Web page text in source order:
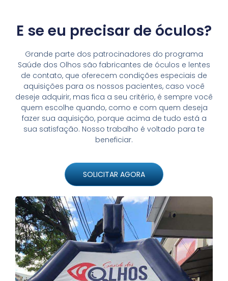
E se eu precisar de óculos?
Grande parte dos patrocinadores do programa
Saúde dos Olhos são fabricantes de óculos e lentes
de contato, que oferecem condições especiais de
aquisições para os nossos pacientes, caso você
deseje adquirir, mas fica a seu critério, é sempre você
quem escolhe quando, como e com quem deseja
fazer sua aquisição, porque acima de tudo está a
sua satisfação. Nosso trabalho é voltado para te
beneficiar.
SOLICITAR AGORA